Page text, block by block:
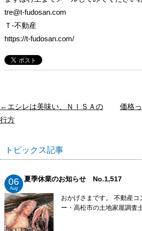
tre@t-fudosan.com
Ｔ-不動産
https://t-fudosan.com/
←エシレは美味い、ＮＩＳＡの
行方
価格
トピックス記事
06
Aug
夏季休業のお知らせ No.1,517
おかげさまです。 不動産コ
ー・高松市の土地家屋調査